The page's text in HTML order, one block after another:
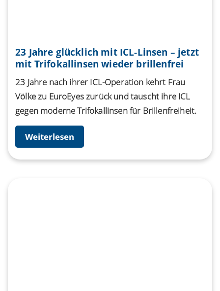
23 Jahre glücklich mit ICL-Linsen – jetzt
mit Trifokallinsen wieder brillenfrei
23 Jahre nach ihrer ICL-Operation kehrt Frau
Völke zu EuroEyes zurück und tauscht ihre ICL
gegen moderne Trifokallinsen für Brillenfreiheit.
Weiterlesen